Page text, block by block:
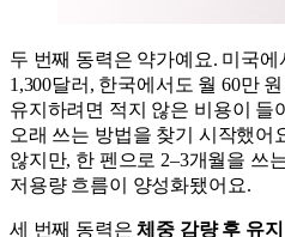
두 번째 동력은 약가예요. 미국
1,300달러, 한국에서도 월 60만
유지하려면 적지 않은 비용이 들
오래 쓰는 방법을 찾기 시작했어
않지만, 한 펜으로 2–3개월을 쓰
저용량 흐름이 양성화됐어요.
세 번째 동력은체중 감량 후 유지